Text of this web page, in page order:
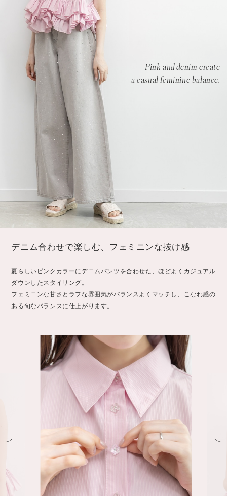
Pink and denim create
a casual feminine balance.
デニム合わせで楽しむ、フェミニンな抜け感
夏らしいピンクカラーにデニムパンツを合わせた、ほどよくカジュアル
ダウンしたスタイリング。
フェミニンな甘さとラフな雰囲気がバランスよくマッチし、こなれ感の
ある旬なバランスに仕上がります。